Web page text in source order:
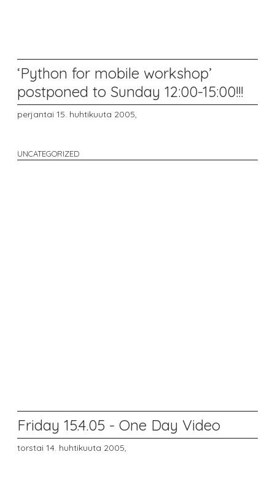
‘Python for mobile workshop’
postponed to Sunday 12:00-15:00!!!
perjantai 15. huhtikuuta 2005,
UNCATEGORIZED
Friday 15.4.05 - One Day Video
torstai 14. huhtikuuta 2005,